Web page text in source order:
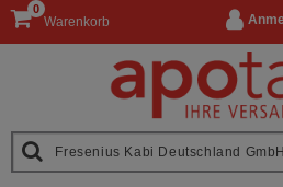
Warenkorb
0